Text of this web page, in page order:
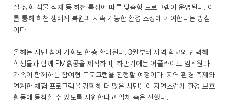
질 정화 식물 식재 등 하천 특성에 따른 맞춤형 프로그램이 운영된다. 이
를 통해 하천 생태계 복원과 지속 가능한 환경 조성에 기여한다는 방침
이다.
올해는 시민 참여 기회도 한층 확대된다. 3월부터 지역 학교와 협력해
학생들과 함께 EM흙공을 제작하며, 하반기에는 어플라이드 임직원과
가족이 함께하는 참여형 프로그램을 진행할 예정이다. 지역 환경 축제와
연계한 체험 프로그램을 강화해 더 많은 시민들이 자연스럽게 환경 보호
활동에 동참할 수 있도록 지원한다고 업체 측은 전했다.